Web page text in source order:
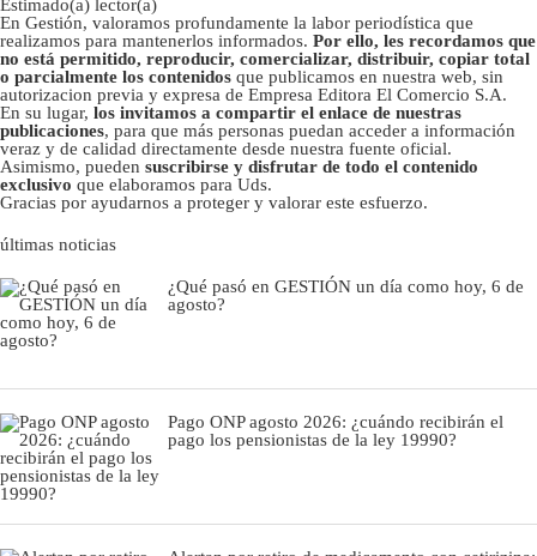
Estimado(a) lector(a)
En Gestión, valoramos profundamente la labor periodística que
realizamos para mantenerlos informados. Por ello, les recordamos que
no está permitido, reproducir, comercializar, distribuir, copiar total
o parcialmente los contenidos que publicamos en nuestra web, sin
autorizacion previa y expresa de Empresa Editora El Comercio S.A.
En su lugar, los invitamos a compartir el enlace de nuestras
publicaciones, para que más personas puedan acceder a información
veraz y de calidad directamente desde nuestra fuente oficial.
Asimismo, pueden suscribirse y disfrutar de todo el contenido
exclusivo que elaboramos para Uds.
Gracias por ayudarnos a proteger y valorar este esfuerzo.
últimas noticias
¿Qué pasó en GESTIÓN un día como hoy, 6 de
agosto?
Pago ONP agosto 2026: ¿cuándo recibirán el
pago los pensionistas de la ley 19990?